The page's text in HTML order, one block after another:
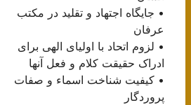
• جایگاه اجتهاد و تقلید در مکتب
عرفان
• لزوم اتحاد با اولیای الهی برای
ادراک حقیقت کلام و فعل آنها
• کیفیت شناخت اسماء و صفات
پروردگار